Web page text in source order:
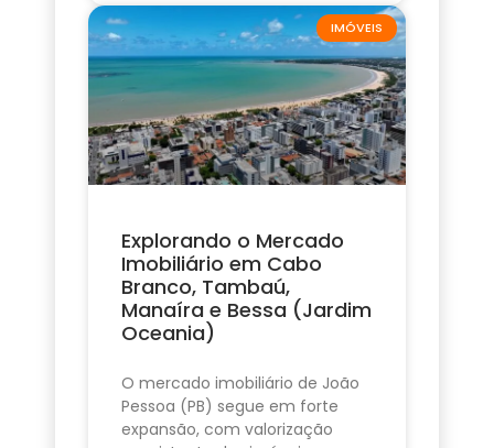
IMÓVEIS
Explorando o Mercado
Imobiliário em Cabo
Branco, Tambaú,
Manaíra e Bessa (Jardim
Oceania)
O mercado imobiliário de João
Pessoa (PB) segue em forte
expansão, com valorização